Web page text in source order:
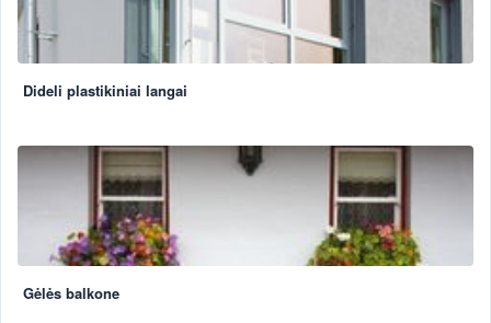
Dideli plastikiniai langai
Gėlės balkone